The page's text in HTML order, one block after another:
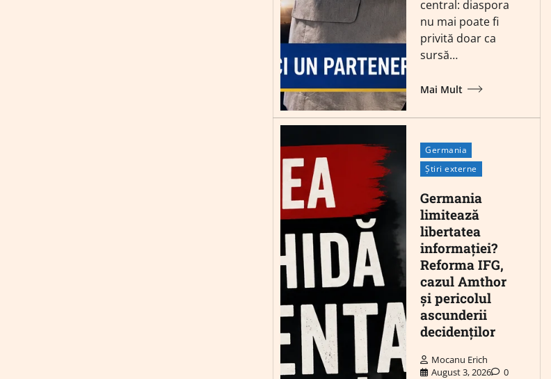
central: diaspora
nu mai poate fi
privită doar ca
sursă…
Mai Mult
Germania
Știri externe
Germania
limitează
libertatea
informației?
Reforma IFG,
cazul Amthor
și pericolul
ascunderii
decidenților
Mocanu Erich
August 3, 2026
0